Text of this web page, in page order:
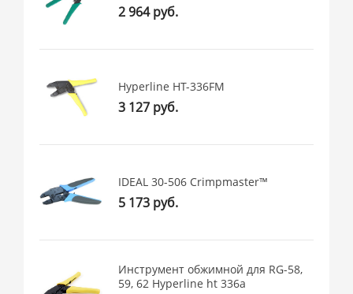
2 964 руб.
Hyperline HT-336FM
3 127 руб.
IDEAL 30-506 Crimpmaster™
5 173 руб.
Инструмент обжимной для RG-58,
59, 62 Hyperline ht 336a